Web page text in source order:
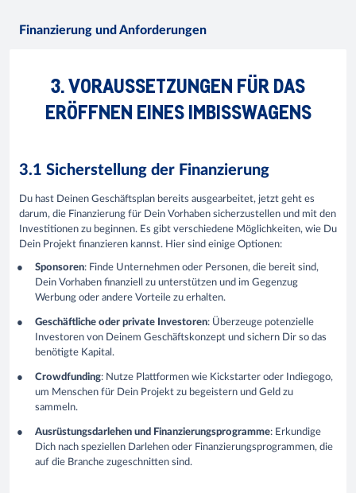
Finanzierung und Anforderungen
3. VORAUSSETZUNGEN FÜR DAS
ERÖFFNEN EINES IMBISSWAGENS
3.1 Sicherstellung der Finanzierung
Du hast Deinen Geschäftsplan bereits ausgearbeitet, jetzt geht es
darum, die Finanzierung für Dein Vorhaben sicherzustellen und mit den
Investitionen zu beginnen. Es gibt verschiedene Möglichkeiten, wie Du
Dein Projekt finanzieren kannst. Hier sind einige Optionen:
Sponsoren: Finde Unternehmen oder Personen, die bereit sind,
Dein Vorhaben finanziell zu unterstützen und im Gegenzug
Werbung oder andere Vorteile zu erhalten.
Geschäftliche oder private Investoren: Überzeuge potenzielle
Investoren von Deinem Geschäftskonzept und sichern Dir so das
benötigte Kapital.
Crowdfunding: Nutze Plattformen wie Kickstarter oder Indiegogo,
um Menschen für Dein Projekt zu begeistern und Geld zu
sammeln.
Ausrüstungsdarlehen und Finanzierungsprogramme: Erkundige
Dich nach speziellen Darlehen oder Finanzierungsprogrammen, die
auf die Branche zugeschnitten sind.